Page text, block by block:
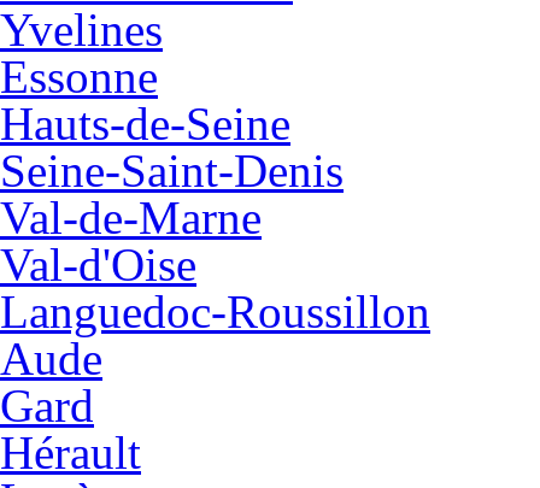
Yvelines
Essonne
Hauts-de-Seine
Seine-Saint-Denis
Val-de-Marne
Val-d'Oise
Languedoc-Roussillon
Aude
Gard
Hérault